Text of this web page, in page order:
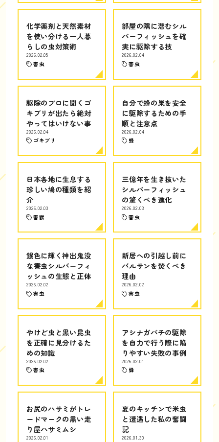
化学薬剤と天然素材
を使い分ける一人暮
らしの虫対策術
2026.02.05
害虫
部屋の隅に潜むシル
バーフィッシュを確
実に駆除する技
2026.02.04
害虫
駆除のプロに聞くゴ
キブリが出たら絶対
やってはいけない事
2026.02.04
ゴキブリ
自分で蜂の巣を安全
に駆除するための手
順と注意点
2026.02.04
蜂
日本各地に生息する
珍しい鳩の種類を紹
介
2026.02.03
害獣
三億年を生き抜いた
シルバーフィッシュ
の驚くべき進化
2026.02.03
害虫
銀色に輝く神出鬼没
な害虫シルバーフィ
ッシュの生態と正体
2026.02.02
害虫
新居への引越し前に
バルサンを焚くべき
理由
2026.02.02
害虫
やけど虫と黒い昆虫
を正確に見分けるた
めの知識
2026.02.02
害虫
アシナガバチの駆除
を自力で行う際に陥
りやすい失敗の事例
2026.02.01
蜂
お尻のハサミがトレ
ードマークの黒い走
り屋ハサミムシ
2026.02.01
夏のキッチンで米虫
と遭遇した私の奮闘
記
2026.01.30